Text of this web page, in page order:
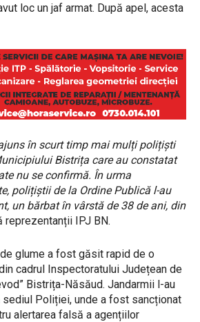
loc un jaf armat. După apel, acesta
în scurt timp mai mulți polițiști
Bistrița care au constatat
nu se confirmă. În urma
polițiștii de la Ordine Publică l-au
un bărbat în vârstă de 38 de ani, din
reprezentanții IPJ BN.
glume a fost găsit rapid de o
cadrul Inspectoratului Județean de
Bistrița-Năsăud. Jandarmii l-au
Poliției, unde a fost sancționat
alertarea falsă a agențiilor